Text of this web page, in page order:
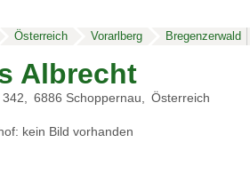
Österreich Vorarlberg Bregenzerwald
Albrecht
6886 Schoppernau Österreich